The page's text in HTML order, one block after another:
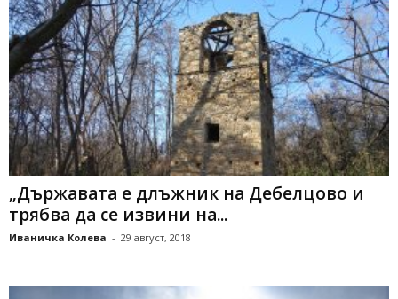
„Държавата е длъжник на Дебелцово и
трябва да се извини на...
Иваничка Колева - 29 август, 2018